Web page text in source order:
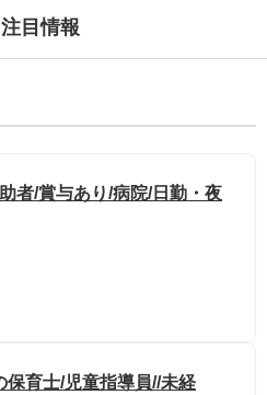
注目情報
者/賞与あり/病院/日勤・夜
保育士/児童指導員//未経